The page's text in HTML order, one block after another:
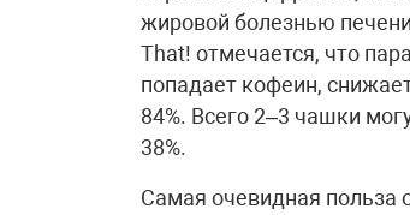
жировой болезнью
That! отмечается, что
попадает кофеин,
84%. Всего 2–3 чашки
38%.
Самая очевидная польза